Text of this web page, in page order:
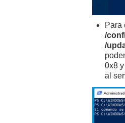
Para
/
/
0x8
al